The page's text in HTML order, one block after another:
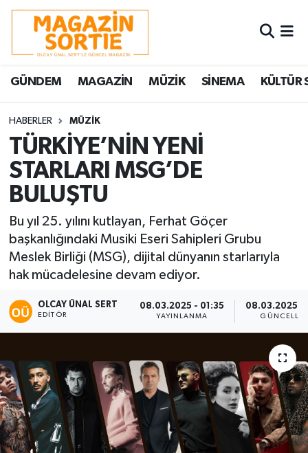
GÜNDEM MAGAZİN MÜZİK SİNEMA KÜLTÜR
HABERLER MÜZİK
TÜRKİYE’NİN YENİ
STARLARI MSG’DE
BULUŞTU
Bu yıl 25. yılını kutlayan, Ferhat Göçer
başkanlığındaki Musiki Eseri Sahipleri Grubu
Meslek Birliği (MSG), dijital dünyanın starlarıyla
hak mücadelesine devam ediyor.
OLCAY ÜNAL SERT
EDITÖR
08.03.2025 - 01:35
YAYINLANMA
08.03.2025 -
Nöbetçi Eczaneler
Hava Durumu
Trafik Durumu
Süper Lig Puan Durumu ve Fikstür
Tüm Manşetler
Son Dakika Haberleri
Haber Arşivi